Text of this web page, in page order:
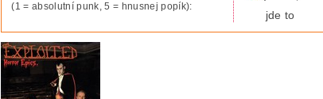
(1 = absolutní punk, 5 = hnusnej popík):
jde to